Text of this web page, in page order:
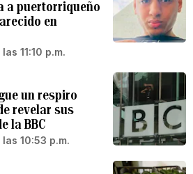
a puertorriqueño
en
11:10 p.m.
un respiro
revelar sus
la BBC
10:53 p.m.